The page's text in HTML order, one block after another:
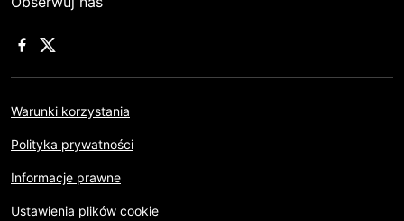
Warunki korzystania
Polityka prywatności
Informacje prawne
Ustawienia plików cookie